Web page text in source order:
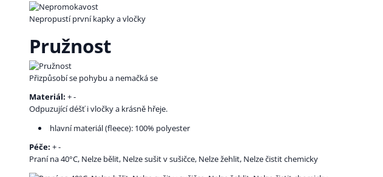
Nepropustí první kapky a vločky
Pružnost
Přizpůsobí se pohybu a nemačká se
Materiál: + -
Odpuzující déšť i vločky a krásně hřeje.
hlavní materiál (fleece): 100% polyester
Péče: + -
Praní na 40°C, Nelze bělit, Nelze sušit v sušičce, Nelze žehlit, Nelze čistit chemicky